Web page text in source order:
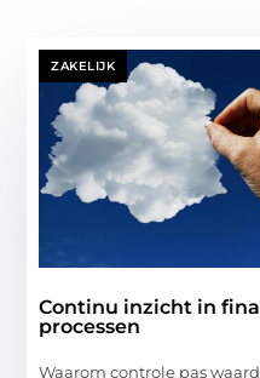
ZAKELIJK
Continu inzicht in
processen
Waarom controle pas